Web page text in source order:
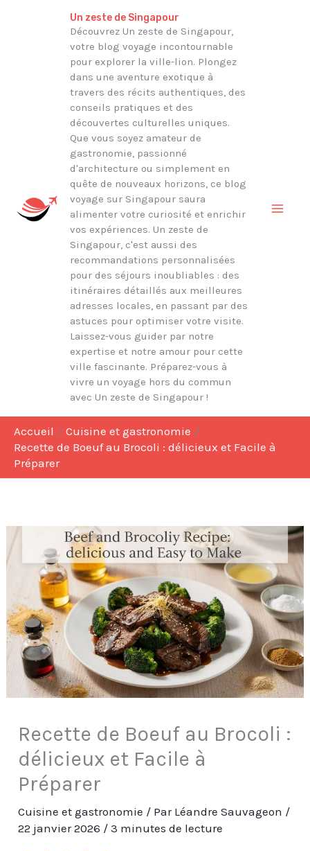
Un zeste de Singapour
Découvrez Un zeste de Singapour,
votre blog voyage incontournable
pour explorer la ville-lion. Plongez
dans une aventure exotique à
travers des récits authentiques, des
conseils pratiques et des
découvertes culturelles uniques.
Que vous soyez amateur de
gastronomie, passionné
d'architecture ou simplement en
quête de nouveaux horizons, ce blog
voyage sur Singapour saura
alimenter votre curiosité et enrichir
vos expériences. Un zeste de
Singapour, c'est aussi des
recommandations personnalisées
pour des séjours inoubliables : des
itinéraires détaillés aux meilleures
adresses locales, en passant par des
astuces pour optimiser votre visite.
Laissez-vous guider par notre
expertise et notre amour pour cette
ville fascinante. Préparez-vous à
vivre un voyage hors du commun
avec Un zeste de Singapour !
Accueil
Cuisine et gastronomie
Recette de Boeuf au Brocoli : délicieux et Facile à
Préparer
Recette de Boeuf au Brocoli :
délicieux et Facile à
Préparer
Cuisine et gastronomie / Par Léandre Sauvageon /
22 janvier 2026 /3 minutes de lecture
Rechercher